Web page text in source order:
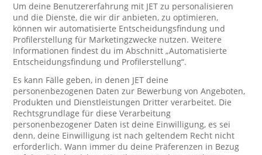
Um deine Benutzererfahrung mit JET zu personalisieren
und die Dienste, die wir dir anbieten, zu optimieren,
können wir automatisierte Entscheidungsfindung und
Profilerstellung für Marketingzwecke nutzen. Weitere
Informationen findest du im Abschnitt „Automatisierte
Entscheidungsfindung und Profilerstellung“.
Es kann Fälle geben, in denen JET deine
personenbezogenen Daten zur Bewerbung von Angeboten,
Produkten und Dienstleistungen Dritter verarbeitet. Die
Rechtsgrundlage für diese Verarbeitung
personenbezogener Daten ist deine Einwilligung, es sei
denn, deine Einwilligung ist nach geltendem Recht nicht
erforderlich. Wann immer du deine Präferenzen in Bezug